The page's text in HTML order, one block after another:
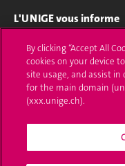
L'UNIGE vous informe
UNIGE Mobile
Médias
Offres d'emploi
Calendrier académique
By clicking “Accept All
cookies on your device
site usage, and assist
for the main domain
(xxx.unige.ch).